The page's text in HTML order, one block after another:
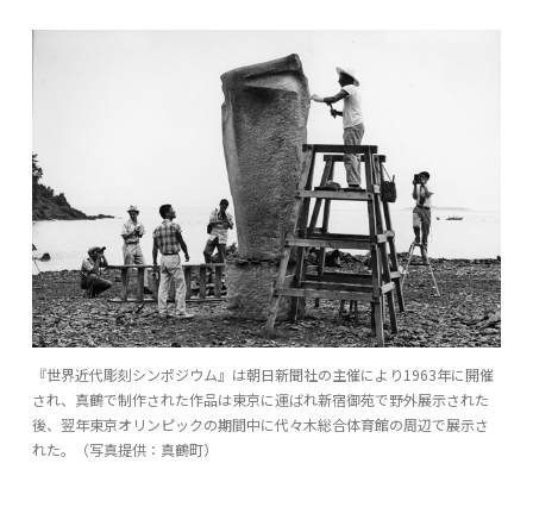
『世界近代彫刻シンポジウム』は朝日新聞社の主催により1963年に開催
され、真鶴で制作された作品は東京に運ばれ新宿御苑で野外展示された
後、翌年東京オリンピックの期間中に代々木総合体育館の周辺で展示さ
れた。（写真提供：真鶴町）